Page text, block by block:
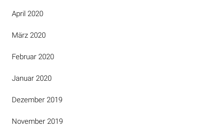
April 2020
März 2020
Februar 2020
Januar 2020
Dezember 2019
November 2019